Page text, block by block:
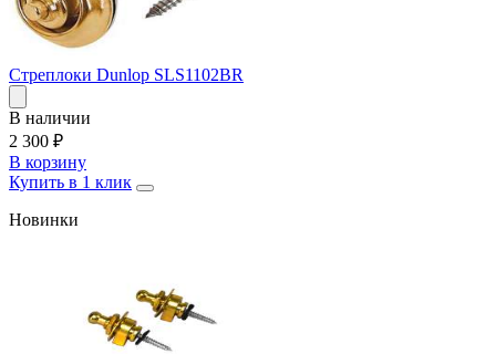
Стреплоки Dunlop SLS1102BR
В наличии
2 300 ₽
В корзину
Купить в 1 клик
Новинки